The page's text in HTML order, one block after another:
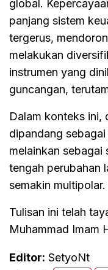
global.
panjang sistem
tergerus,
melakukan
instrumen yang
guncangan,
Dalam konteks ini,
dipandang
melainkan sebagai
tengah perubahan
semakin multipolar.
Tulisan ini telah
Muhammad Imam
Editor: SetyoNt